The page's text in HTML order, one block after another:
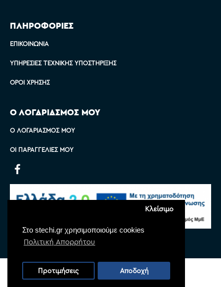
Στο stechi.gr χρησιμοποιούμε cookies
Πολιτική Απορρήτου
Κλείσιμο
Προτιμήσεις Αποδοχή
ΠΛΗΡΟΦΟΡΙΕΣ
ΕΠΙΚΟΙΝΩΝΊΑ
ΥΠΗΡΕΣΊΕΣ ΤΕΧΝΙΚΉΣ ΥΠΟΣΤΉΡΙΞΗΣ
ΌΡΟΙ ΧΡΉΣΗΣ
Ο ΛΟΓΑΡΙΑΣΜΟΣ ΜΟΥ
Ο ΛΟΓΑΡΙΑΣΜΌΣ ΜΟΥ
ΟΙ ΠΑΡΑΓΓΕΛΊΕΣ ΜΟΥ
Copyright © 2022 Stechi, All Rights Reserved
Powered by
Monoware Web